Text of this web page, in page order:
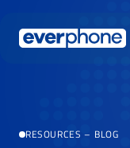
RESOURCES – BLOG